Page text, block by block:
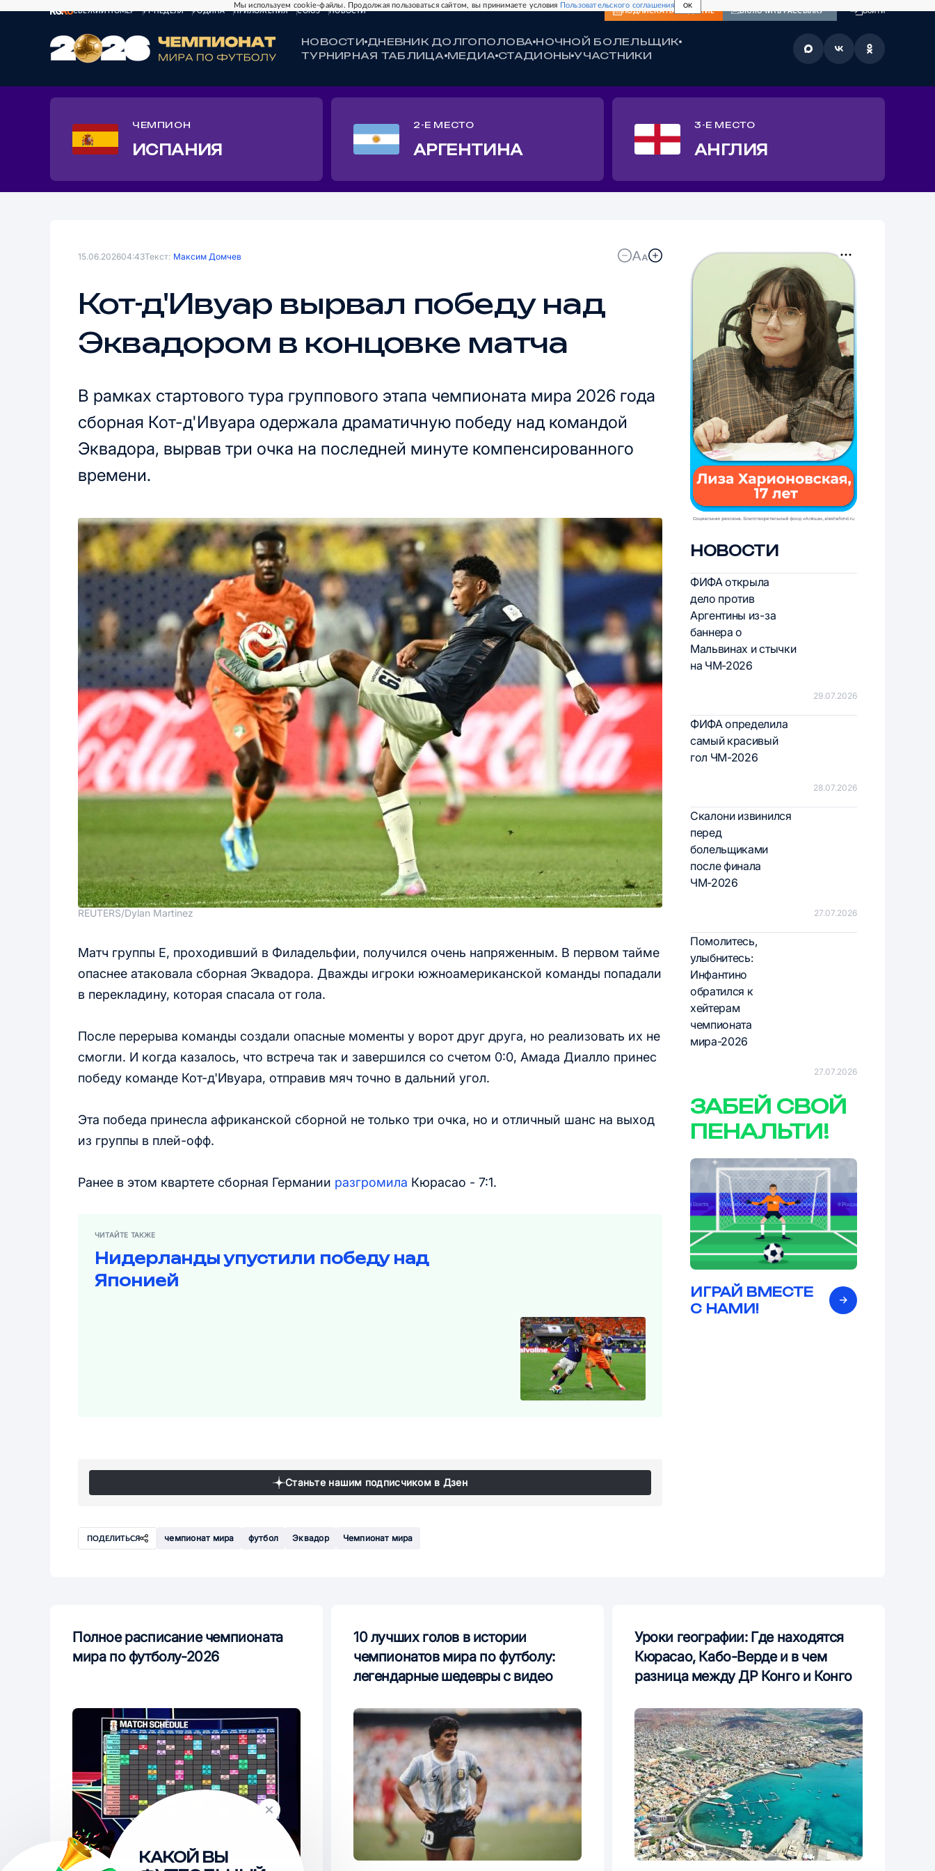
Мы используем cookie-файлы. Продолжая пользоваться сайтом, вы принимаете условия Пользовательского соглашения OK
КАКОЙ ВЫ
СВЕЖИЙ НОМЕР РГ-НЕДЕЛЯ РОДИНА ПРИЛОЖЕНИЯ СОЮЗ НОВОСТИ ПОДПИСКА НА ИЗДАНИЕ ВКЛЮЧИТЬ РАССЫЛКУ Войти
НОВОСТИ ДНЕВНИК ДОЛГОПОЛОВА НОЧНОЙ БОЛЕЛЬЩИК
ТУРНИРНАЯ ТАБЛИЦА МЕДИА СТАДИОНЫ УЧАСТНИКИ
ЧЕМПИОН
ИСПАНИЯ
2-Е МЕСТО
АРГЕНТИНА
3-Е МЕСТО
АНГЛИЯ
15.06.202604:43Текст: Максим Домчев
Кот-д'Ивуар вырвал победу над
Эквадором в концовке матча
В рамках стартового тура группового этапа чемпионата мира 2026 года
сборная Кот-д'Ивуара одержала драматичную победу над командой
Эквадора, вырвав три очка на последней минуте компенсированного
времени.
REUTERS/Dylan Martinez
Матч группы Е, проходивший в Филадельфии, получился очень напряженным. В первом тайме
опаснее атаковала сборная Эквадора. Дважды игроки южноамериканской команды попадали
в перекладину, которая спасала от гола.
После перерыва команды создали опасные моменты у ворот друг друга, но реализовать их не
смогли. И когда казалось, что встреча так и завершился со счетом 0:0, Амада Диалло принес
победу команде Кот-д'Ивуара, отправив мяч точно в дальний угол.
Эта победа принесла африканской сборной не только три очка, но и отличный шанс на выход
из группы в плей-офф.
Ранее в этом квартете сборная Германии разгромила Кюрасао - 7:1.
ЧИТАЙТЕ ТАКЖЕ
Нидерланды упустили победу над
Японией
Станьте нашим подписчиком в Дзен
ПОДЕЛИТЬСЯ чемпионат мира футбол Эквадор Чемпионат мира
НОВОСТИ
29.07.2026
ФИФА открыла
дело против
Аргентины из-за
баннера о
Мальвинах и стычки
на ЧМ-2026
28.07.2026
ФИФА определила
самый красивый
гол ЧМ-2026
27.07.2026
Скалони извинился
перед
болельщиками
после финала
ЧМ-2026
27.07.2026
Помолитесь,
улыбнитесь:
Инфантино
обратился к
хейтерам
чемпионата
мира-2026
ЗАБЕЙ СВОЙ
ПЕНАЛЬТИ!
ИГРАЙ ВМЕСТЕ
С НАМИ!
Полное расписание чемпионата
мира по футболу-2026
10 лучших голов в истории
чемпионатов мира по футболу:
легендарные шедевры с видео
Уроки географии: Где находятся
Кюрасао, Кабо-Верде и в чем
разница между ДР Конго и Конго